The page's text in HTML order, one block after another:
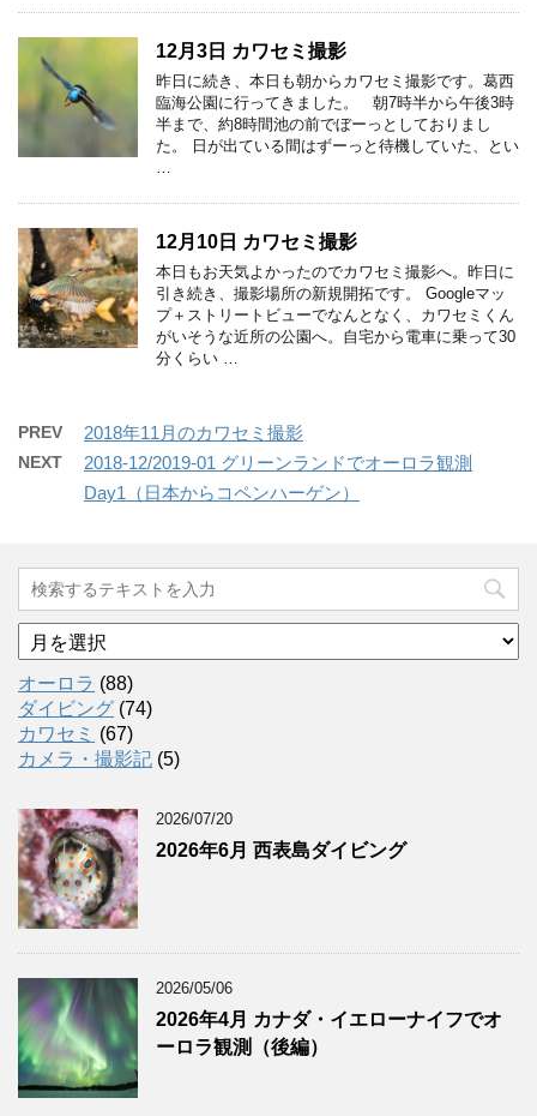
12月3日 カワセミ撮影
昨日に続き、本日も朝からカワセミ撮影です。葛西
臨海公園に行ってきました。 朝7時半から午後3時
半まで、約8時間池の前でぼーっとしておりまし
た。 日が出ている間はずーっと待機していた、とい
12月10日 カワセミ撮影
本日もお天気よかったのでカワセミ撮影へ。昨日に
引き続き、撮影場所の新規開拓です。 Googleマッ
プ＋ストリートビューでなんとなく、カワセミくん
がいそうな近所の公園へ。自宅から電車に乗って30
分くらい …
PREV 2018年11月のカワセミ撮影
NEXT
2018-12/2019-01 グリーンランドでオーロラ観測
Day1（日本からコペンハーゲン）
ア
ー
カ
イ
ブ
オーロラ (88)
ダイビング (74)
カワセミ (67)
カメラ・撮影記 (5)
2026/07/20
2026年6月 西表島ダイビング
2026/05/06
2026年4月 カナダ・イエローナイフでオ
ーロラ観測（後編）